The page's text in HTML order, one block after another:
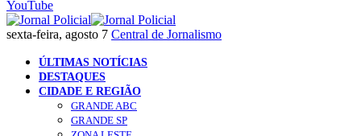
YouTube
sexta-feira, agosto 7 Central de Jornalismo
ÚLTIMAS NOTÍCIAS
DESTAQUES
CIDADE E REGIÃO
GRANDE ABC
GRANDE SP